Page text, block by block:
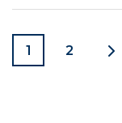
1 2